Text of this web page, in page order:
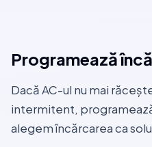
Programează
Dacă AC-ul nu mai
intermitent,
alegem încărcarea ca